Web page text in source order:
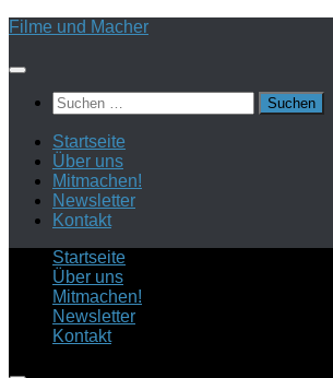
Zum
springen
Filme und Macher
Suchen
nach:
Startseite
Über uns
Mitmachen!
Newsletter
Kontakt
Startseite
Über uns
Mitmachen!
Newsletter
Kontakt